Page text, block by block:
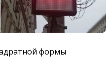
формы